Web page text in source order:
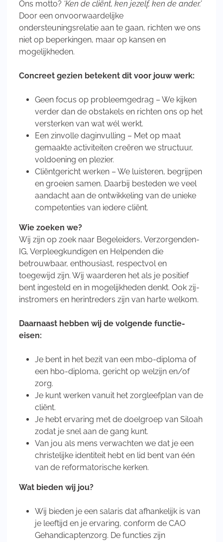
Ons motto? ‘Ken de cliënt, ken jezelf, ken de ander.’
Door een onvoorwaardelijke
ondersteuningsrelatie aan te gaan, richten we ons
niet op beperkingen, maar op kansen en
mogelijkheden.
Concreet gezien betekent dit voor jouw werk:
Geen focus op probleemgedrag – We kijken
verder dan de obstakels en richten ons op het
versterken van wat wél werkt.
Een zinvolle daginvulling – Met op maat
gemaakte activiteiten creëren we structuur,
voldoening en plezier.
Cliëntgericht werken – We luisteren, begrijpen
en groeien samen. Daarbij besteden we veel
aandacht aan de ontwikkeling van de unieke
competenties van iedere cliënt.
Wie zoeken we?
Wij zijn op zoek naar Begeleiders, Verzorgenden-
IG, Verpleegkundigen en Helpenden die
betrouwbaar, enthousiast, respectvol en
toegewijd zijn. Wij waarderen het als je positief
bent ingesteld en in mogelijkheden denkt. Ook zij-
instromers en herintreders zijn van harte welkom.
Daarnaast hebben wij de volgende functie-
eisen:
Je bent in het bezit van een mbo-diploma of
een hbo-diploma, gericht op welzijn en/of
zorg.
Je kunt werken vanuit het zorgleefplan van de
cliënt.
Je hebt ervaring met de doelgroep van Siloah
zodat je snel aan de gang kunt.
Van jou als mens verwachten we dat je een
christelijke identiteit hebt en lid bent van één
van de reformatorische kerken.
Wat bieden wij jou?
Wij bieden je een salaris dat afhankelijk is van
je leeftijd en je ervaring, conform de CAO
Gehandicaptenzorg. De functies zijn